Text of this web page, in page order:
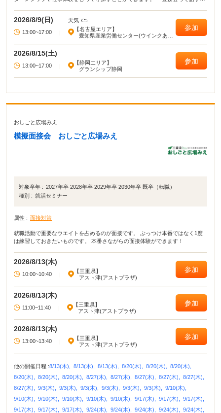
2026/8/9(日)
天気
13:00~17:00
|
【名古屋エリア】
愛知県産業労働センター(ウインクあい
参加
2026/8/15(土)
13:00~17:00 |
【静岡エリア】
グランシップ静岡
参加
おしごと広場みえ
模擬面接会 おしごと広場みえ
対象卒年 : 2027年卒 2028年卒 2029年卒 2030年卒 既卒（転職）
種別 : 就活セミナー
属性 : 面接対策
就職活動で重要なウエイトを占めるのが面接です。 ぶっつけ本番ではなく1度
は練習しておきたいものです。 本番さながらの面接体験ができます！
2026/8/13(木)
10:00~10:40 |
【三重県】
アスト津(アストプラザ)
参加
2026/8/13(木)
11:00~11:40 |
【三重県】
アスト津(アストプラザ)
参加
2026/8/13(木)
13:00~13:40 |
【三重県】
アスト津(アストプラザ)
参加
他の開催日程 :8/13(木), 8/13(木), 8/13(木), 8/20(木), 8/20(木),
8/20(木),
8/20(木),
8/20(木), 8/20(木), 8/27(木), 8/27(木), 8/27(木), 8/27(木),
8/27(木),
8/27(木),
9/3(木), 9/3(木), 9/3(木), 9/3(木), 9/3(木), 9/3(木),
9/10(木),
9/10(木),
9/10(木), 9/10(木), 9/10(木), 9/10(木), 9/17(木), 9/17(木),
9/17(木),
9/17(木),
9/17(木), 9/17(木), 9/24(木), 9/24(木), 9/24(木), 9/24(木), 9/24(木),